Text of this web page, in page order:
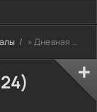
» Дневная луна (2024)